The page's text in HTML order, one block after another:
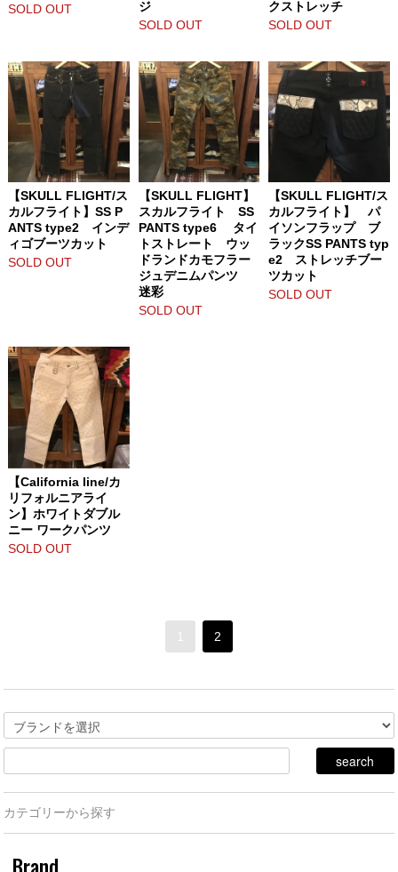
SOLD OUT
ジ
SOLD OUT
クストレッチ
SOLD OUT
【SKULL FLIGHT/ス
カルフライト】SS P
ANTS type2 インデ
ィゴブーツカット
SOLD OUT
【SKULL FLIGHT】
スカルフライト SS
PANTS type6 タイ
トストレート ウッ
ドランドカモフラー
ジュデニムパンツ
迷彩
SOLD OUT
【SKULL FLIGHT/ス
カルフライト】 パ
イソンフラップ ブ
ラックSS PANTS typ
e2 ストレッチブー
ツカット
SOLD OUT
【California line/カ
リフォルニアライ
ン】ホワイトダブル
ニー ワークパンツ
SOLD OUT
2
カテゴリーから探す